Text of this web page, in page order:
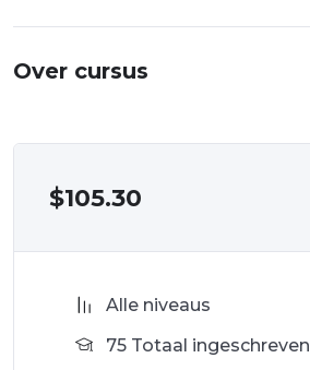
Over cursus
$105.30
Alle niveaus
75 Totaal ingeschreven